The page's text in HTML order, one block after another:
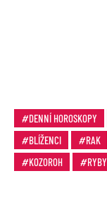
DENNÍ HOROSKOPY
BLÍŽENCI
RAK
KOZOROH
RYBY